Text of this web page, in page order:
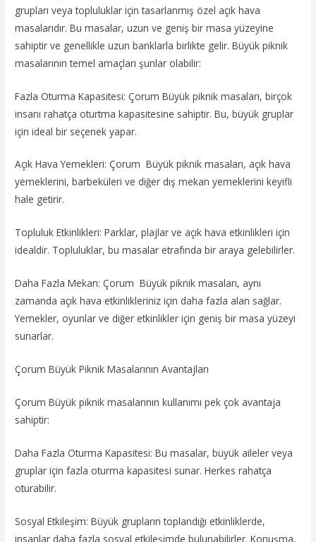
grupları veya topluluklar için tasarlanmış özel açık hava
masalarıdır. Bu masalar, uzun ve geniş bir masa yüzeyine
sahiptir ve genellikle uzun banklarla birlikte gelir. Büyük piknik
masalarının temel amaçları şunlar olabilir:
Fazla Oturma Kapasitesi: Çorum Büyük piknik masaları, birçok
insanı rahatça oturtma kapasitesine sahiptir. Bu, büyük gruplar
için ideal bir seçenek yapar.
Açık Hava Yemekleri: Çorum Büyük piknik masaları, açık hava
yemeklerini, barbeküleri ve diğer dış mekan yemeklerini keyifli
hale getirir.
Topluluk Etkinlikleri: Parklar, plajlar ve açık hava etkinlikleri için
idealdir. Topluluklar, bu masalar etrafında bir araya gelebilirler.
Daha Fazla Mekan: Çorum Büyük piknik masaları, aynı
zamanda açık hava etkinlikleriniz için daha fazla alan sağlar.
Yemekler, oyunlar ve diğer etkinlikler için geniş bir masa yüzeyi
sunarlar.
Çorum Büyük Piknik Masalarının Avantajları
Çorum Büyük piknik masalarının kullanımı pek çok avantaja
sahiptir:
Daha Fazla Oturma Kapasitesi: Bu masalar, büyük aileler veya
gruplar için fazla oturma kapasitesi sunar. Herkes rahatça
oturabilir.
Sosyal Etkileşim: Büyük grupların toplandığı etkinliklerde,
insanlar daha fazla sosyal etkileşimde bulunabilirler. Konuşma,